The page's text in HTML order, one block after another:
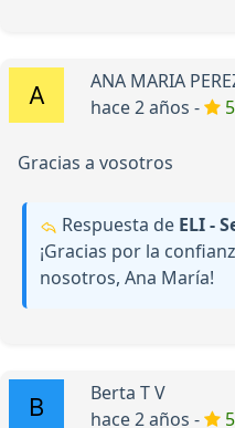
ANA MARIA
hace 2 años -
Gracias a vosotros
Respuesta de ELI -
¡Gracias por la
nosotros, Ana María!
Berta T V
hace 2 años -